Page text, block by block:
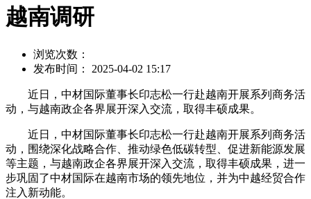
越南调研
浏览次数：
发布时间： 2025-04-02 15:17
近日，中材国际董事长印志松一行赴越南开展系列商务活
动，与越南政企各界展开深入交流，取得丰硕成果。
近日，中材国际董事长印志松一行赴越南开展系列商务活
动，围绕深化战略合作、推动绿色低碳转型、促进新能源发展
等主题，与越南政企各界展开深入交流，取得丰硕成果，进一
步巩固了中材国际在越南市场的领先地位，并为中越经贸合作
注入新动能。